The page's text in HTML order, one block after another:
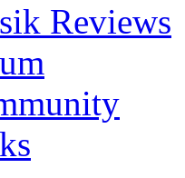
Reviews